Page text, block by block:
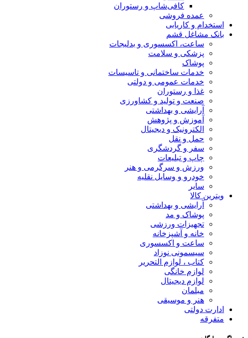
کافی‌شاپ و رستوران
عمده فروشی
استخدام و کاریابی
بانک مشاغل قشم
ساعت، اکسسوری و بدلیجات
پزشکی و سلامت
پوشاک
خدمات ساختمانی و تاسیسات
خدمات عمومی و دولتی
غذا و رستوران
صنعت و تولید و کشاورزی
آرایشی و بهداشتی
آموزش و پژوهش
الکترونیک و دیجیتال
حمل و نقل
سفر و گردشگری
چاپ و تبلیعات
ورزش و سرگرمی و هنر
خودرو و وسایل نقلیه
سایر
ویترین کالا
آرایشی و بهداشتی
پوشاک و مد
تجهیزات ورزشی
خانه و آشپزخانه
ساعت و اکسسوری
سیسمونی نوزاد
کتاب ، لوازم التحریر
لوازم خانگی
لوازم دیجیتال
مبلمان
هنر و موسیقی
ادارت دولتی
متفرقه